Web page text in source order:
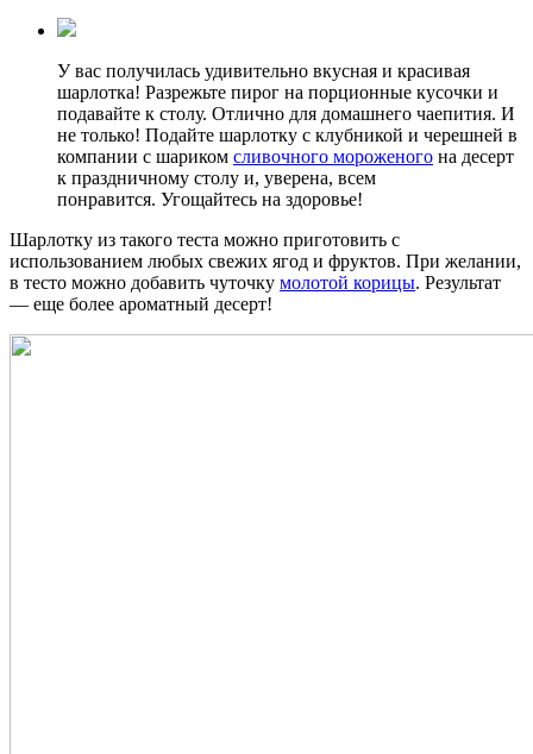
У вас получилась удивительно вкусная и красивая
шарлотка! Разрежьте пирог на порционные кусочки и
подавайте к столу. Отлично для домашнего чаепития. И
не только! Подайте шарлотку с клубникой и черешней в
компании с шариком сливочного мороженого на десерт
к праздничному столу и, уверена, всем
понравится. Угощайтесь на здоровье!
Шарлотку из такого теста можно приготовить с
использованием любых свежих ягод и фруктов. При желании,
в тесто можно добавить чуточку молотой корицы. Результат
— еще более ароматный десерт!